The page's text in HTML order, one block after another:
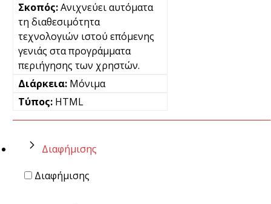
Ανιχνεύει αυτόματα
τη διαθεσιμότητα
τεχνολογιών ιστού επόμενης
γενιάς στα προγράμματα
περιήγησης των χρηστών.
Μόνιμα
HTML
Διαφήμισης
Διαφήμισης